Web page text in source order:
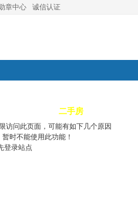
章中心 诚信认证
二手房
访问此页面，可能有如下几个原因
时不能使用此功能！
登录站点